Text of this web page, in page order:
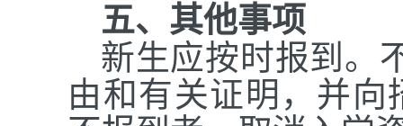
五、其他事项
新生应按时报到。
由和有关证明，并